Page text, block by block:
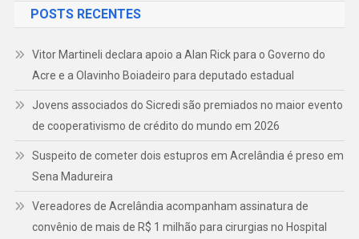
POSTS RECENTES
Vitor Martineli declara apoio a Alan Rick para o Governo do
Acre e a Olavinho Boiadeiro para deputado estadual
Jovens associados do Sicredi são premiados no maior evento
de cooperativismo de crédito do mundo em 2026
Suspeito de cometer dois estupros em Acrelândia é preso em
Sena Madureira
Vereadores de Acrelândia acompanham assinatura de
convênio de mais de R$ 1 milhão para cirurgias no Hospital